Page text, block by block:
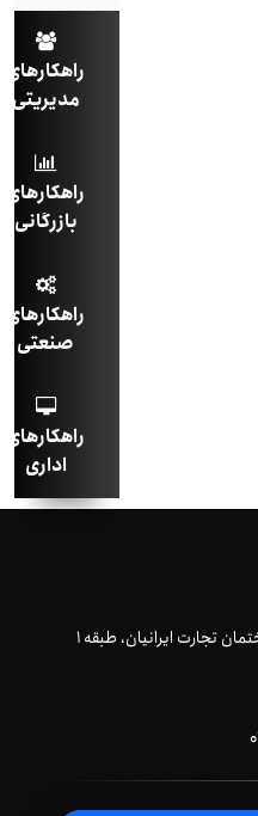
راهکارهای
مدیریتی
راهکارهای
بازرگانی
راهکارهای
صنعتی
راهکارهای
اداری
تهران، میدان ولیعصر، ساختمان تجارت ایرانیان، طبقه ۱